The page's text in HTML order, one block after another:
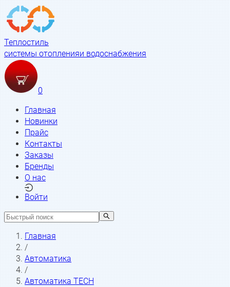
Теплостиль
системы отопленияи водоснабжения
0
Главная
Новинки
Прайс
Контакты
Заказы
Бренды
О нас
Войти
Главная
/
Автоматика
/
Автоматика TECH